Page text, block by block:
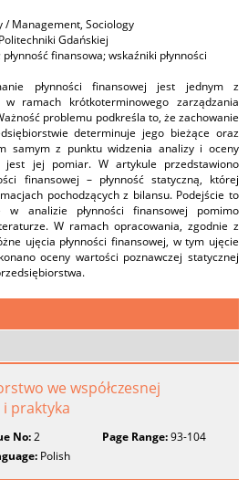
/ Management, Sociology
Gdańskiej
finansowa; wskaźniki płynności
płynności finansowej jest jednym z
w ramach krótkoterminowego zarządzania
problemu podkreśla to, że zachowanie
determinuje jego bieżące oraz
samym z punktu widzenia analizy i oceny
jest jej pomiar. W artykule przedstawiono
finansowej – płynność statyczną, której
pochodzących z bilansu. Podejście to
w analizie płynności finansowej pomimo
W ramach opracowania, zgodnie z
ujęcia płynności finansowej, w tym ujęcie
oceny wartości poznawczej statycznej
we współczesnej
praktyka
No:2 Page Range:93-104
Polish